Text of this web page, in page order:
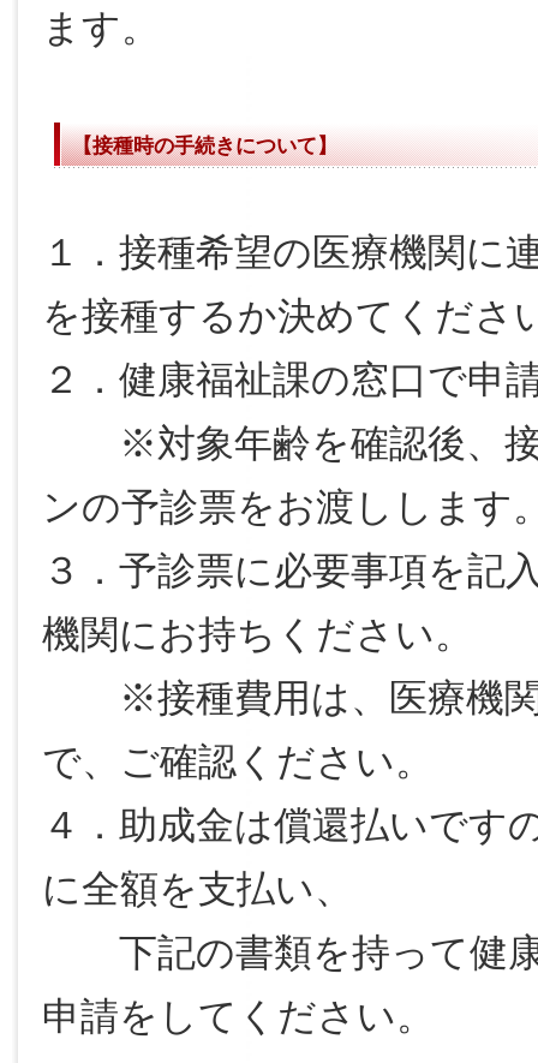
ます。
【接種時の手続きについて】
１．接種希望の医療機関に
を接種するか決めて くださ
２．健康福祉課の窓口で申
※対象年齢を確認後、接
ンの予診票をお渡しします
３．予診票に必要事項を記
機関にお持ちください。
※接種費用は、医療機関
で、ご確認ください。
４．助成金は償還払いです
に全額を支払い、
下記の書類を持って健康
申請をしてください。